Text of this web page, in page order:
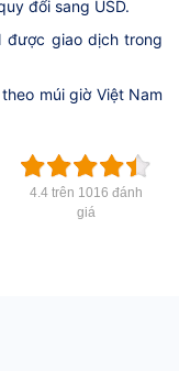
đổi sang USD.
được giao dịch trong
múi giờ Việt Nam
4.4 trên 1016 đánh
giá